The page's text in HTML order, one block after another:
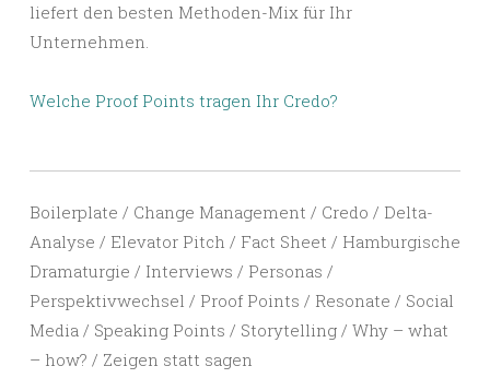
liefert den besten Methoden-Mix für Ihr
Unternehmen.
Welche Proof Points tragen Ihr Credo?
Boilerplate / Change Management / Credo / Delta-
Analyse / Elevator Pitch / Fact Sheet / Hamburgische
Dramaturgie / Interviews / Personas /
Perspektivwechsel / Proof Points / Resonate / Social
Media / Speaking Points / Storytelling / Why – what
– how? / Zeigen statt sagen